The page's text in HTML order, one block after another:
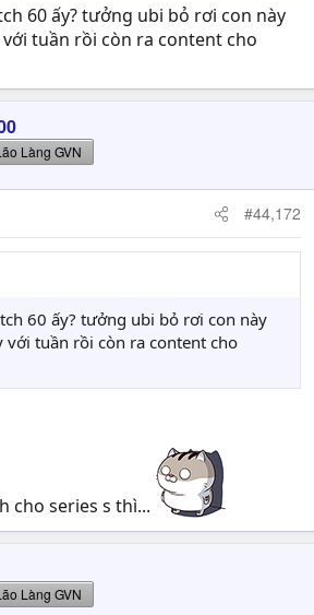
60 ấy? tưởng ubi bỏ rơi con này
tuần rồi còn ra content cho
Làng GVN
#44,172
60 ấy? tưởng ubi bỏ rơi con này
với tuần rồi còn ra content cho
cho series s thì...
Làng GVN